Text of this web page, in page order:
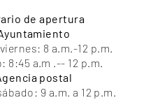
de apertura
8 a.m.-12 p.m.
8:45 a.m .-- 12 p.m.
postal
9 a.m. a 12 p.m.